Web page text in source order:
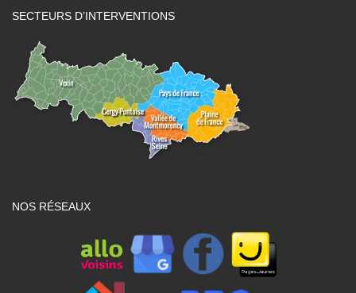
SECTEURS D’INTERVENTIONS
NOS RÉSEAUX